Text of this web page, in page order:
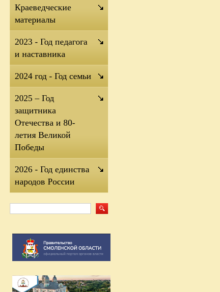
Краеведческие
материалы
2023 - Год педагога
и наставника
2024 год - Год семьи
2025 – Год
защитника
Отечества и 80-
летия Великой
Победы
2026 - Год единства
народов России